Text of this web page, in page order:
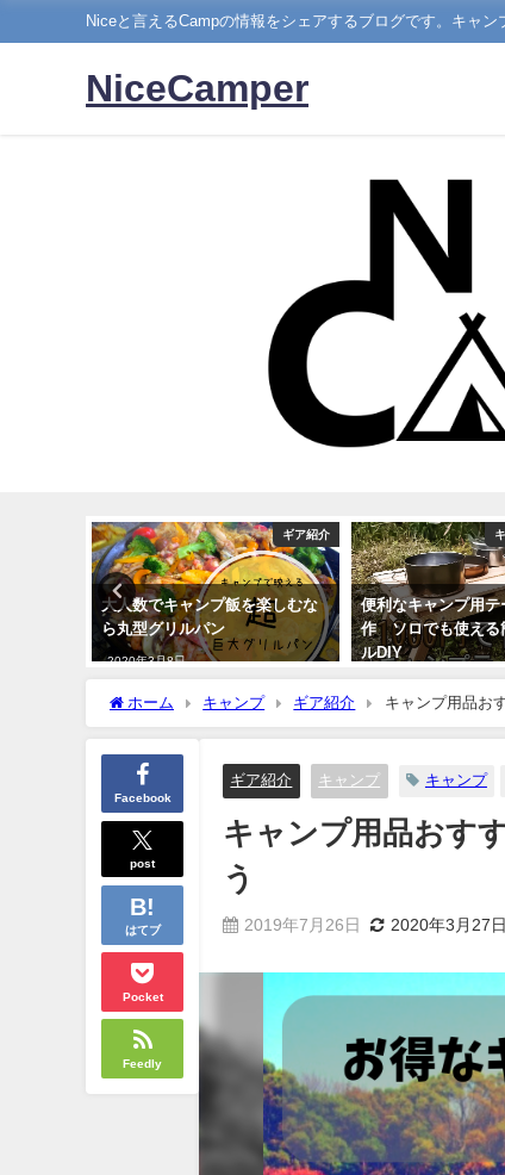
Niceと言えるCampの情報をシェアするブログです。キャ
NiceCamper
ギア紹介
大人数でキャンプ飯を楽しむな
ら丸型グリルパン
2020年3月8日
便利なキャンプ用テ
作 ソロでも使える
ルDIY
ホーム キャンプ ギア紹介 キャンプ用品お
Facebook
post
はてブ
Pocket
Feedly
ギア紹介 キャンプ キャンプ
キャンプ用品おす
う
2019年7月26日 2020年3月27日